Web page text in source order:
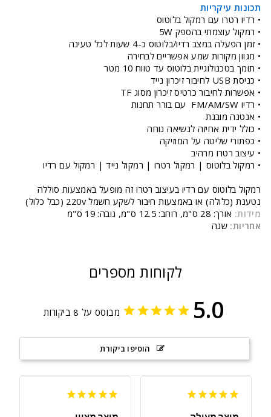
תכונות עיקריות
• רדיו רטרו עם רמקול בלוטוס
• רמקול עוצמתי בהספק 5W
• זמן הפעלה במצב רדיו/בלוטוס כ-4 שעות לכל טעינה
• מגוון מקורות שמע אפשריים לבחירה
• תומך בטכנולוגיית בלוטוס עד טווח 10 מטר
• כניסת USB לחיבור זיכרון נייד
• אפשרות לחיבור כרטיס זיכרון מסוג TF
• רדיו FM/AM/SW עם בורר תחנות
• אנטנה מובנת
• כולל ידית אחיזה לנשיאה נוחה
• כפתורי שליטה על המוזיקה
• עיצוב רטרו מרהיב
• רמקול בלוטוס | רמקול רטרו | רמקול נייד | רמקול עם רדיו
רמקול בלוטוס עם רדיו בעיצוב רטרו זה מופעל באמצעות סוללה
נטענת (כלולה) או באמצעות חיבור לשקע חשמל 220v (כבל כלול)
מידות: אורך: 28 ס"מ, רוחב: 12.5 ס"מ, גובה: 19 ס"מ
אחריות: שנה
לקוחות מספרים
5.0 מבוסס על 8 ביקורות
הוסיפו ביקורת